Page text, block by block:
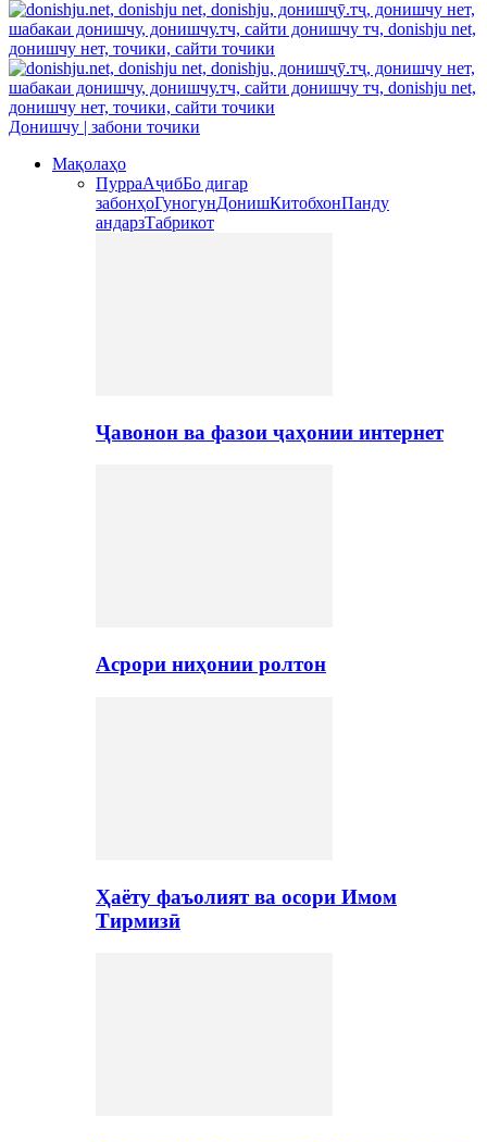
Донишчу | забони точики
Мақолаҳо
ПурраАҷибБо дигар
забонҳоГуногунДонишКитобхонПанду
андарзТабрикот
Ҷавонон ва фазои ҷаҳонии интернет
Асрори ниҳонии ролтон
Ҳаёту фаъолият ва осори Имом
Тирмизӣ